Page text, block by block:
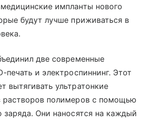
импланты нового
будут лучше приживаться в
две современные
печать и электроспиннинг. Этот
вытягивать ультратонкие
растворов полимеров с помощью
заряда. Они наносятся на каждый